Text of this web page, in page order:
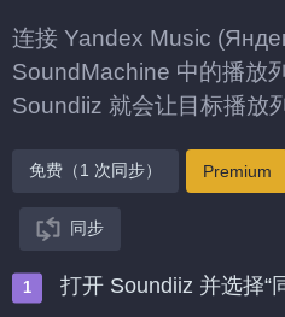
连接 Yandex Music
SoundMachine 中的播放
Soundiiz 就会让目标播放
免费（1 次同步） Premium
同步
打开 Soundiiz 并选择“